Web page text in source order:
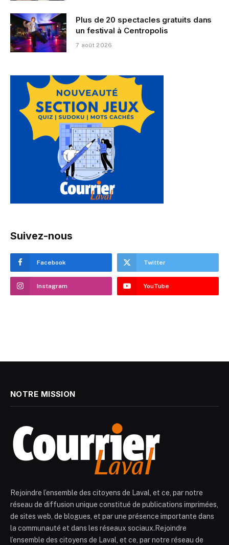
Plus de 20 spectacles gratuits dans
un festival à Centropolis
7 août 2026
Suivez-nous
Facebook Twitter
Instagram YouTube
NOTRE MISSION
Rejoindre l’ensemble des citoyens de Laval, et ce, par notre
réseau de diffusion unique constitué de publications imprimées,
de sites web, de blogues, et par une présence importante dans
la communauté et dans les réseaux sociaux.Rejoindre
l’ensemble des citoyens de Laval, et ce, par notre réseau de